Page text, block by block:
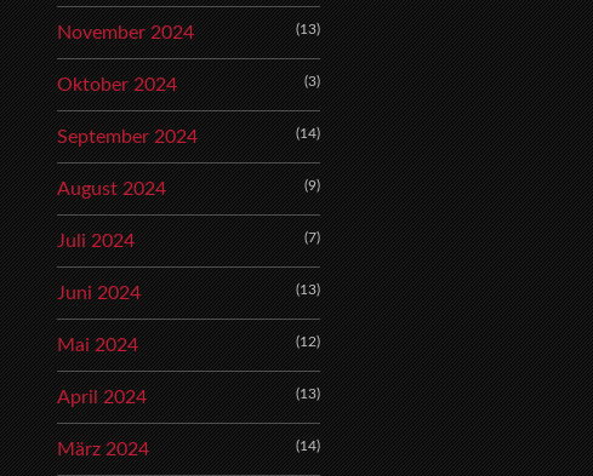
November 2024 (13)
Oktober 2024 (3)
September 2024 (14)
August 2024 (9)
Juli 2024 (7)
Juni 2024 (13)
Mai 2024 (12)
April 2024 (13)
März 2024 (14)